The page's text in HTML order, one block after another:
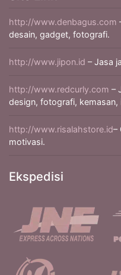
http://www.denbagus.com
desain, gadget, fotografi.
http://www.jipon.id – Jasa
http://www.redcurly.com –
design, fotografi, kemasan,
http://www.risalahstore.id–
motivasi.
Ekspedisi